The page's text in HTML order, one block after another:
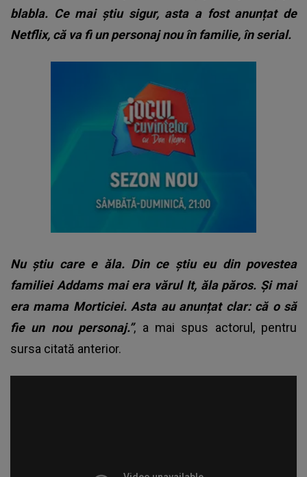
blabla. Ce mai știu sigur, asta a fost anunțat de
Netflix, că va fi un personaj nou în familie, în serial.
Nu știu care e ăla. Din ce știu eu din povestea
familiei Addams mai era vărul It, ăla păros. Și mai
era mama Morticiei. Asta au anunțat clar: că o să
fie un nou personaj.”, a mai spus actorul, pentru
sursa citată anterior.